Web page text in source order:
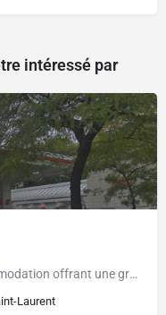
intéressé par
Couche-Tard est un magasin d’accommodation offrant une grande variété de produits pour les gens pressés.…
Laurent